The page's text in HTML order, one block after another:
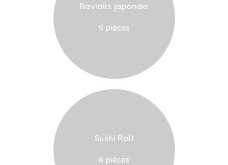
Raviolis japonais
5 pièces
Sushi Roll
8 pièces